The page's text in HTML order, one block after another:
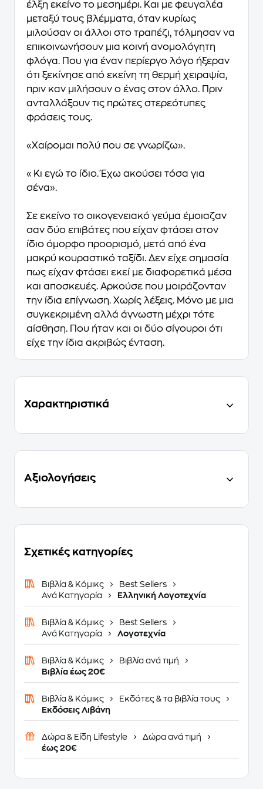
έλξη εκείνο το μεσημέρι. Και με φευγαλέα
μεταξύ τους βλέμματα, όταν κυρίως
μιλούσαν οι άλλοι στο τραπέζι, τόλμησαν να
επικοινωνήσουν μια κοινή ανομολόγητη
φλόγα. Που για έναν περίεργο λόγο ήξεραν
ότι ξεκίνησε από εκείνη τη θερμή χειραψία,
πριν καν μιλήσουν ο ένας στον άλλο. Πριν
ανταλλάξουν τις πρώτες στερεότυπες
φράσεις τους.
«Χαίρομαι πολύ που σε γνωρίζω».
«Κι εγώ το ίδιο. Έχω ακούσει τόσα για
σένα».
Σε εκείνο το οικογενειακό γεύμα έμοιαζαν
σαν δύο επιβάτες που είχαν φτάσει στον
ίδιο όμορφο προορισμό, μετά από ένα
μακρύ κουραστικό ταξίδι. Δεν είχε σημασία
πως είχαν φτάσει εκεί με διαφορετικά μέσα
και αποσκευές. Αρκούσε που μοιράζονταν
την ίδια επίγνωση. Χωρίς λέξεις. Μόνο με μια
συγκεκριμένη αλλά άγνωστη μέχρι τότε
αίσθηση. Που ήταν και οι δύο σίγουροι ότι
είχε την ίδια ακριβώς ένταση.
Χαρακτηριστικά
Αξιολογήσεις
Σχετικές κατηγορίες
Βιβλία & Κόμικς
Best Sellers
Ανά Κατηγορία
Ελληνική Λογοτεχνία
Βιβλία & Κόμικς
Best Sellers
Ανά Κατηγορία
Λογοτεχνία
Βιβλία & Κόμικς
Βιβλία ανά τιμή
Βιβλία έως 20€
Βιβλία & Κόμικς
Εκδότες & τα βιβλία τους
Εκδόσεις Λιβάνη
Δώρα & Είδη Lifestyle
Δώρα ανά τιμή
έως 20€